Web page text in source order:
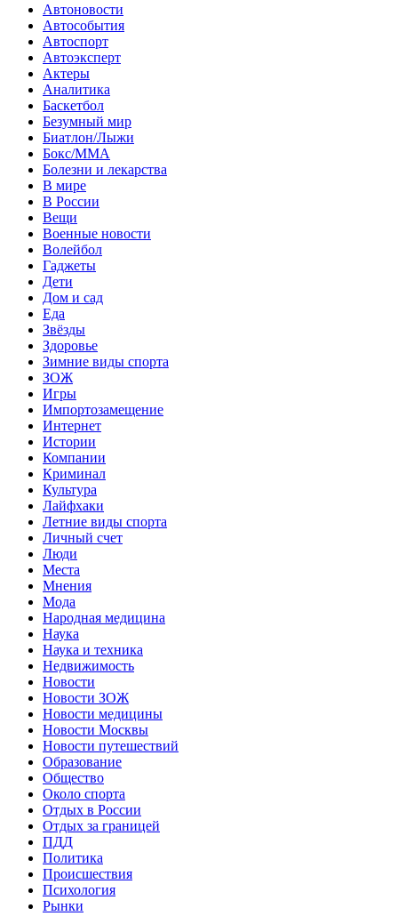
Автоновости
Автособытия
Автоспорт
Автоэксперт
Актеры
Аналитика
Баскетбол
Безумный мир
Биатлон/Лыжи
Бокс/MMA
Болезни и лекарства
В мире
В России
Вещи
Военные новости
Волейбол
Гаджеты
Дети
Дом и сад
Еда
Звёзды
Здоровье
Зимние виды спорта
ЗОЖ
Игры
Импортозамещение
Интернет
Истории
Компании
Криминал
Культура
Лайфхаки
Летние виды спорта
Личный счет
Люди
Места
Мнения
Мода
Народная медицина
Наука
Наука и техника
Недвижимость
Новости
Новости ЗОЖ
Новости медицины
Новости Москвы
Новости путешествий
Образование
Общество
Около спорта
Отдых в России
Отдых за границей
ПДД
Политика
Происшествия
Психология
Рынки